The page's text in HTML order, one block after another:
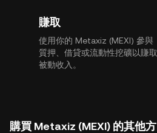
賺取
使用你的 Metaxiz (MEXI) 參與
質押、借貸或流動性挖礦以賺取
被動收入。
購買 Metaxiz (MEXI) 的其他方